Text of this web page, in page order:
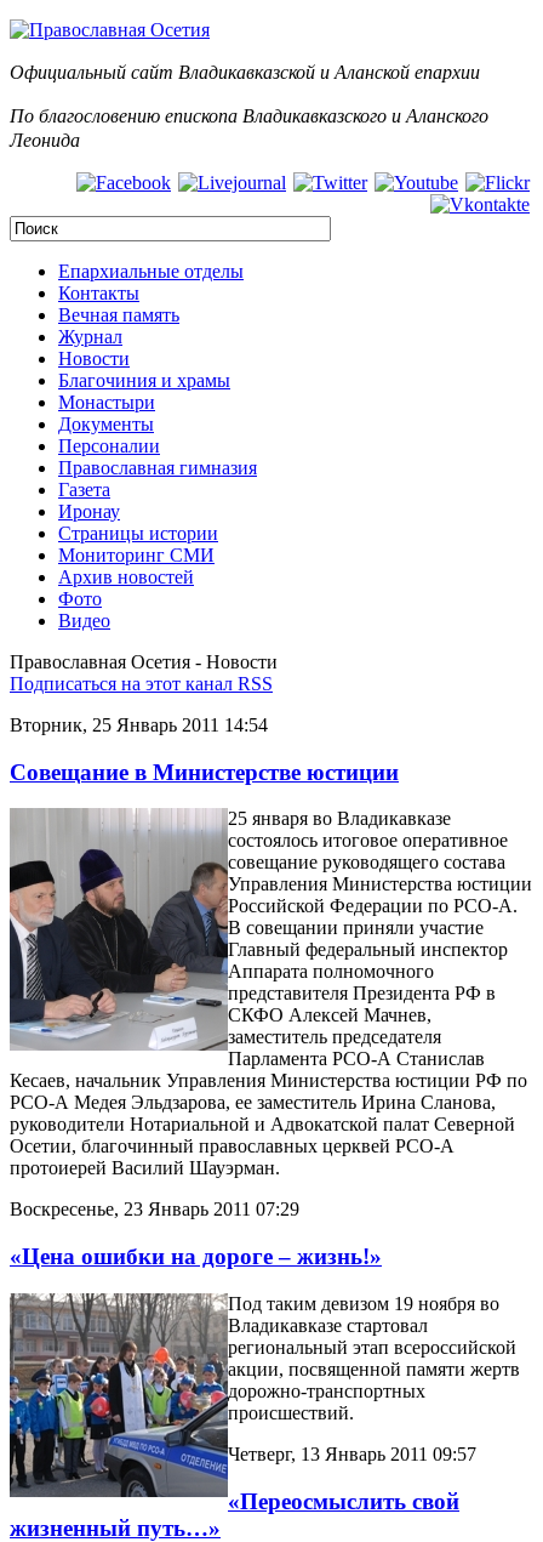
Официальный сайт Владикавказской и Аланской епархии
По благословению епископа Владикавказского и Аланского
Леонида
Епархиальные отделы
Контакты
Вечная память
Журнал
Новости
Благочиния и храмы
Монастыри
Документы
Персоналии
Православная гимназия
Газета
Иронау
Страницы истории
Мониторинг СМИ
Архив новостей
Фото
Видео
Православная Осетия - Новости
Подписаться на этот канал RSS
Вторник, 25 Январь 2011 14:54
Совещание в Министерстве юстиции
25 января во Владикавказе
состоялось итоговое оперативное
совещание руководящего состава
Управления Министерства юстиции
Российской Федерации по РСО-А.
В совещании приняли участие
Главный федеральный инспектор
Аппарата полномочного
представителя Президента РФ в
СКФО Алексей Мачнев,
заместитель председателя
Парламента РСО-А Станислав
Кесаев, начальник Управления Министерства юстиции РФ по
РСО-А Медея Эльдзарова, ее заместитель Ирина Сланова,
руководители Нотариальной и Адвокатской палат Северной
Осетии, благочинный православных церквей РСО-А
протоиерей Василий Шауэрман.
Воскресенье, 23 Январь 2011 07:29
«Цена ошибки на дороге – жизнь!»
Под таким девизом 19 ноября во
Владикавказе стартовал
региональный этап всероссийской
акции, посвященной памяти жертв
дорожно-транспортных
происшествий.
Четверг, 13 Январь 2011 09:57
«Переосмыслить свой
жизненный путь…»